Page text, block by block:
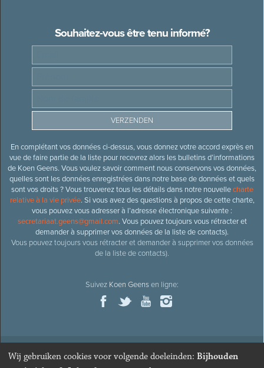
Souhaitez-vous être tenu informé?
En complétant vos données ci-dessus, vous donnez votre accord exprès en
vue de faire partie de la liste pour recevrez alors les bulletins d’informations
de Koen Geens. Vous voulez savoir comment nous conservons vos données,
quelles sont les données enregistrées dans notre base de données et quels
sont vos droits ? Vous trouverez tous les détails dans notre nouvellecharte
relative à la vie privée. Si vous avez des questions à propos de cette charte,
vous pouvez vous adresser à l’adresse électronique suivante :
secretariaat.geens@gmail.com. Vous pouvez toujours vous rétracter et
demander à supprimer vos données de la liste de contacts).
Vous pouvez toujours vous rétracter et demander à supprimer vos données
de la liste de contacts).
Suivez Koen Geensen ligne:
Wij gebruiken cookies voor volgende doeleinden: Bijhouden